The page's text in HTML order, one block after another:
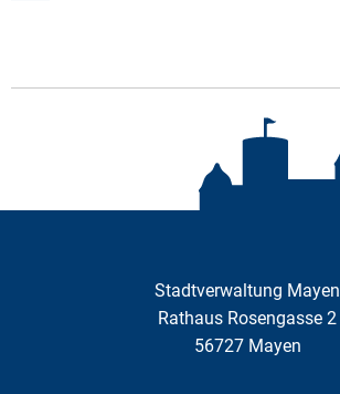
Stadtverwaltung Mayen
Rathaus Rosengasse 2
56727 Mayen